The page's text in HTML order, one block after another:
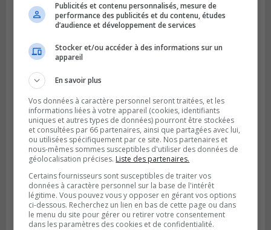
Publié le 30 juillet 2026 à 07h58
Sainte-Catherine prolonge son aide
financière au Complexe Le Partage
Publicités et contenu personnalisés, mesure de
performance des publicités et du contenu, études
d’audience et développement de services
Stocker et/ou accéder à des informations sur un
appareil
En savoir plus
Vos données à caractère personnel seront traitées, et les
informations liées à votre appareil (cookies, identifiants
uniques et autres types de données) pourront être stockées
et consultées par 66 partenaires, ainsi que partagées avec lui,
ou utilisées spécifiquement par ce site. Nos partenaires et
nous-mêmes sommes susceptibles d'utiliser des données de
géolocalisation précises. Liste des partenaires.
Certains fournisseurs sont susceptibles de traiter vos
données à caractère personnel sur la base de l'intérêt
légitime. Vous pouvez vous y opposer en gérant vos options
ci-dessous. Recherchez un lien en bas de cette page ou dans
le menu du site pour gérer ou retirer votre consentement
dans les paramètres des cookies et de confidentialité.